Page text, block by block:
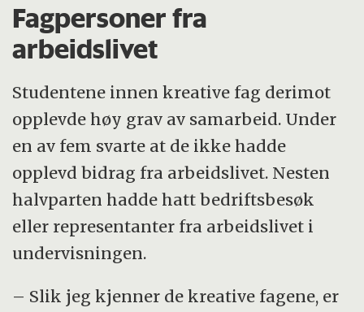
Fagpersoner fra
arbeidslivet
Studentene innen kreative fag derimot
opplevde høy grav av samarbeid. Under
en av fem svarte at de ikke hadde
opplevd bidrag fra arbeidslivet. Nesten
halvparten hadde hatt bedriftsbesøk
eller representanter fra arbeidslivet i
undervisningen.
– Slik jeg kjenner de kreative fagene, er